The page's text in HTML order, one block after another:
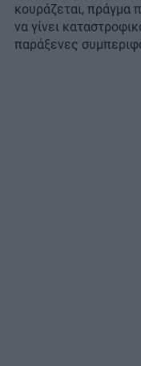
κουράζεται, πράγμα
να γίνει
παράξενες